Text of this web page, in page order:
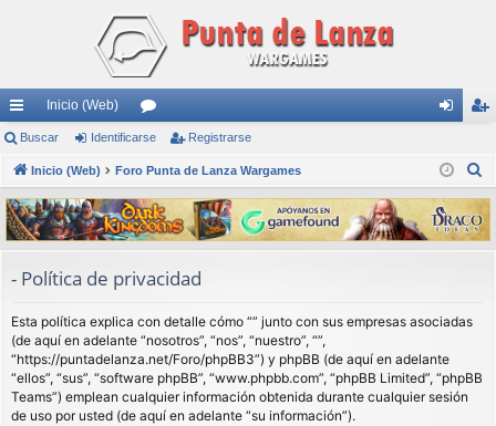
nl
ac
es
rá
s
Inicio (Web)
or
os nti
fic
ar
ist
ra
rs
Buscar Identificarse Registrarse
Inicio (Web) Foro Punta de Lanza Wargames
s
c
- Política de privacidad
Esta política explica con detalle cómo “” junto con sus empresas asociadas
(de aquí en adelante “nosotros”, “nos”, “nuestro”, “”,
“https://puntadelanza.net/Foro/phpBB3”) y phpBB (de aquí en adelante
“ellos”, “sus”, “software phpBB”, “www.phpbb.com”, “phpBB Limited”, “phpBB
Teams”) emplean cualquier información obtenida durante cualquier sesión
de uso por usted (de aquí en adelante “su información”).